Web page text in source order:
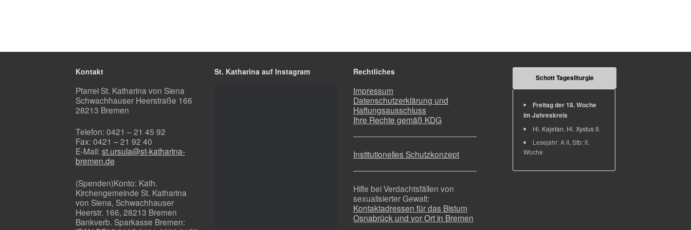
Kontakt
Pfarrei St. Katharina von Siena
Schwachhauser Heerstraße 166
28213 Bremen
Telefon: 0421 – 21 45 92
Fax: 0421 – 21 92 40
E-Mail: st.ursula@st-katharina-
bremen.de
(Spenden)Konto: Kath.
Kirchengemeinde St. Katharina
von Siena, Schwachhauser
Heerstr. 166, 28213 Bremen
Bankverb. Sparkasse Bremen:
St. Katharina auf Instagram Rechtliches
Impressum
Datenschutzerklärung und
Haftungsausschluss
Ihre Rechte gemäß KDG
Institutionelles Schutzkonzept
Hilfe bei Verdachtsfällen von
sexualisierter Gewalt:
Kontaktadressen für das Bistum
Osnabrück und vor Ort in Bremen
Schott Tagesliturgie
Freitag der 18. Woche
im Jahreskreis
Hl. Kajetan, Hl. Xystus II.
Lesejahr: A II, Stb: II.
Woche